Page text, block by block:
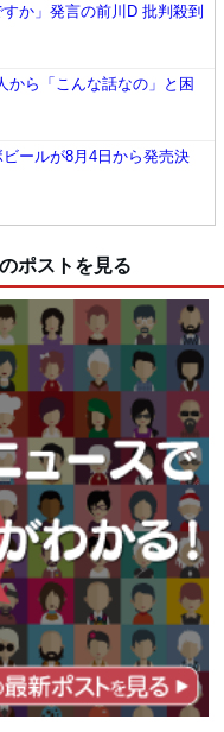
か」発言の前川D 批判殺到
から「こんな話なの」と困
ールが8月4日から発売決
ポストを見る